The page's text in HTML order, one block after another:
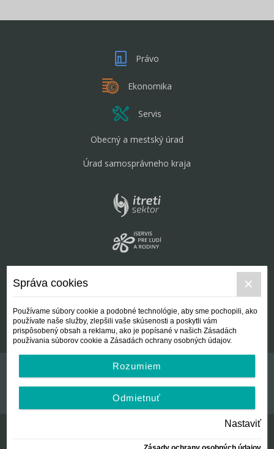
Právo
Ekonomika
Servis
Obecný a mestský úrad
Úrad samosprávneho kraja
Kontakt
Všeobecné podmienky
Správa cookies
Používame súbory cookie a podobné technológie, aby sme pochopili, ako
používate naše služby, zlepšili vaše skúsenosti a poskytli vám
prispôsobený obsah a reklamu, ako je popísané v našich Zásadách
používania súborov cookie a Zásadách ochrany osobných údajov.
Rozumiem
Odmietnuť
Nastaviť